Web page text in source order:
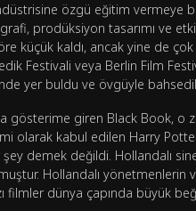
özgü eğitim vermeye
prodüksiyon tasarımı ve
küçük kaldı, ancak yine de
Festivali veya Berlin Film
yer buldu ve övgüyle
gösterime giren Black Book, o
olarak kabul edilen Harry
demek değildi. Hollandalı
Hollandalı yönetmenlerin
filmler dünya çapında büyük